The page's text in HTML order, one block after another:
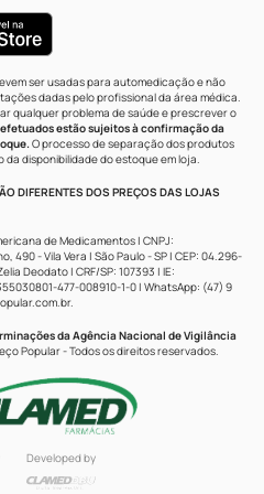
ser usadas para automedicação e não
dadas pelo profissional da área médica.
qualquer problema de saúde e prescrever o
efetuados estão sujeitos à confirmação da
O processo de separação dos produtos
disponibilidade do estoque em loja.
DIFERENTES DOS PREÇOS DAS LOJAS
de Medicamentos | CNPJ:
490 - Vila Vera | São Paulo - SP | CEP: 04.296-
Deodato | CRF/SP: 107393 | IE:
477-008910-1-0 | WhatsApp: (47) 9
.
da Agência Nacional de Vigilância
Popular - Todos os direitos reservados.
Developed by